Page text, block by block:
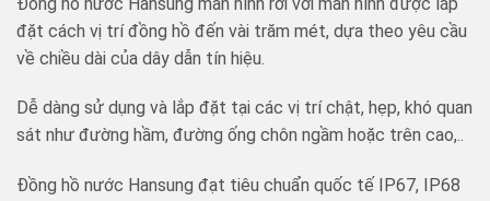
đặt cách vị trí đồng hồ đến vài trăm mét, dựa theo yêu cầu
về chiều dài của dây dẫn tín hiệu.
Dễ dàng sử dụng và lắp đặt tại các vị trí chật, hẹp, khó quan
sát như đường hầm, đường ống chôn ngầm hoặc trên cao,..
Đồng hồ nước Hansung đạt tiêu chuẩn quốc tế IP67, IP68